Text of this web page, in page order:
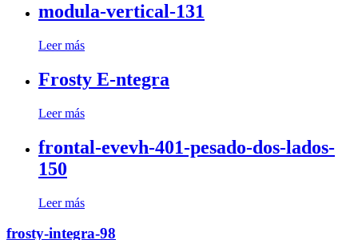
modula-vertical-131
Leer más
Frosty E-ntegra
Leer más
frontal-evevh-401-pesado-dos-lados-
150
Leer más
frosty-integra-98